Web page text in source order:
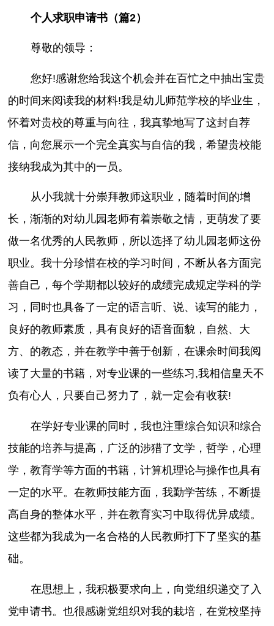
个人求职申请书（篇2）
尊敬的领导：
您好!感谢您给我这个机会并在百忙之中抽出宝贵
的时间来阅读我的材料!我是幼儿师范学校的毕业生，
怀着对贵校的尊重与向往，我真挚地写了这封自荐
信，向您展示一个完全真实与自信的我，希望贵校能
接纳我成为其中的一员。
从小我就十分崇拜教师这职业，随着时间的增
长，渐渐的对幼儿园老师有着崇敬之情，更萌发了要
做一名优秀的人民教师，所以选择了幼儿园老师这份
职业。我十分珍惜在校的学习时间，不断从各方面完
善自己，每个学期都以较好的成绩完成规定学科的学
习，同时也具备了一定的语言听、说、读写的能力，
良好的教师素质，具有良好的语音面貌，自然、大
方、的教态，并在教学中善于创新，在课余时间我阅
读了大量的书籍，对专业课的一些练习,我相信皇天不
负有心人，只要自己努力了，就一定会有收获!
在学好专业课的同时，我也注重综合知识和综合
技能的培养与提高，广泛的涉猎了文学，哲学，心理
学，教育学等方面的书籍，计算机理论与操作也具有
一定的水平。在教师技能方面，我勤学苦练，不断提
高自身的整体水平，并在教育实习中取得优异成绩。
这些都为我成为一名合格的人民教师打下了坚实的基
础。
在思想上，我积极要求向上，向党组织递交了入
党申请书。也很感谢党组织对我的栽培，在党校坚持